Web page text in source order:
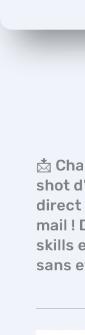
📩
shot
direct
mail !
skills
sans